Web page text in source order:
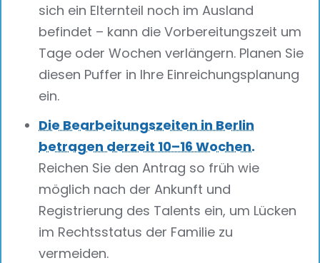
sich ein Elternteil noch im Ausland
befindet – kann die Vorbereitungszeit um
Tage oder Wochen verlängern. Planen Sie
diesen Puffer in Ihre Einreichungsplanung
ein.
Die Bearbeitungszeiten in Berlin
betragen derzeit 10–16 Wochen.
Reichen Sie den Antrag so früh wie
möglich nach der Ankunft und
Registrierung des Talents ein, um Lücken
im Rechtsstatus der Familie zu
vermeiden.